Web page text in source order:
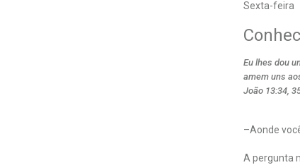
Sexta-feira
Eu lhes dou
amem uns
João 13:34,
–Aonde
A pergunta